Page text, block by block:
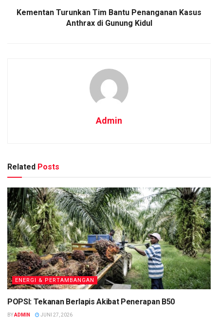
Kementan Turunkan Tim Bantu Penanganan Kasus
Anthrax di Gunung Kidul
Admin
Related Posts
ENERGI & PERTAMBANGAN
POPSI: Tekanan Berlapis Akibat Penerapan B50
BYADMIN JUNI 27, 2026